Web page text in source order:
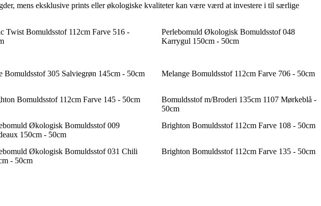
mens eksklusive prints eller økologiske kvaliteter kan være værd at investere i til særlige
Twist Bomuldsstof 112cm Farve 516 -
Perlebomuld Økologisk Bomuldsstof 048
Karrygul 150cm - 50cm
Bomuldsstof 305 Salviegrøn 145cm - 50cm Melange Bomuldsstof 112cm Farve 706 - 50cm
Bomuldsstof 112cm Farve 145 - 50cm
Bomuldsstof m/Broderi 135cm 1107 Mørkeblå -
50cm
Økologisk Bomuldsstof 009
150cm - 50cm
Brighton Bomuldsstof 112cm Farve 108 - 50cm
Økologisk Bomuldsstof 031 Chili
- 50cm
Brighton Bomuldsstof 112cm Farve 135 - 50cm